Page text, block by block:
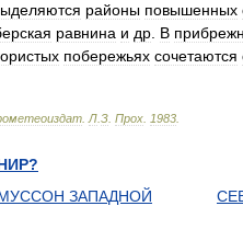
районы повышенных
равнина и др В
побережьях сочетаются
Л З Прох 1983
ЗАПАДНОЙ